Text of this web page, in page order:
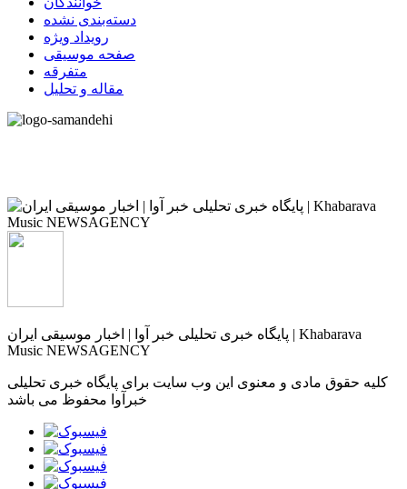
دسته‌بندی نشده
رویداد ویژه
صفحه موسیقی
متفرقه
مقاله و تحلیل
پایگاه خبری تحلیلی خبر آوا | اخبار موسیقی ایران | Khabarava
Music NEWSAGENCY
کلیه حقوق مادی و معنوی این وب سایت برای پایگاه خبری تحلیلی
خبرآوا محفوظ می باشد